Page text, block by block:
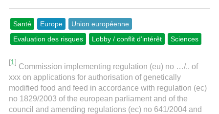
Santé Europe
Union européenne
Evaluation des risques
Lobby / conflit d’intérêt Sciences
[1]
Commission implementing regulation (eu) no …/.. of
xxx on applications for authorisation of genetically
modified food and feed in accordance with regulation (ec)
no 1829/2003 of the european parliament and of the
council and amending regulations (ec) no 641/2004 and